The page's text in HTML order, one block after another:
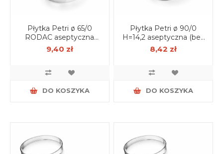
Płytka Petri ø 65/0
RODAC aseptyczna
(bez wentylacji) op. 18
9,40 zł
DO KOSZYKA
Płytka Petri ø 90/0
H=14,2 aseptyczna (bez
wentylacji) op. 25 szt.
8,42 zł
DO KOSZYKA